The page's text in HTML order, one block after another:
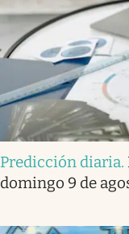
Predicción diaria.
domingo 9 de